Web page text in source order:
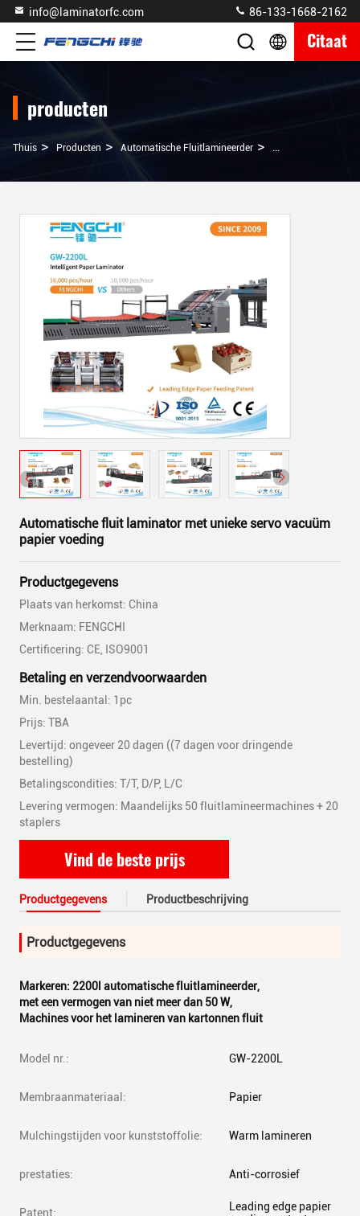
info@laminatorfc.com 86-133-1668-2162
Citaat
producten
Thuis > Producten > Automatische Fluitlamineerder > Automatische Fluit
Automatische fluit laminator met unieke servo vacuüm
papier voeding
Productgegevens
Plaats van herkomst: China
Merknaam: FENGCHI
Certificering: CE, ISO9001
Betaling en verzendvoorwaarden
Min. bestelaantal: 1pc
Prijs: TBA
Levertijd: ongeveer 20 dagen ((7 dagen voor dringende
bestelling)
Betalingscondities: T/T, D/P, L/C
Levering vermogen: Maandelijks 50 fluitlamineermachines + 20
staplers
Vind de beste prijs
Productgegevens Productbeschrijving
Productgegevens
Markeren: 2200l automatische fluitlamineerder,
met een vermogen van niet meer dan 50 W,
Machines voor het lamineren van kartonnen fluit
Model nr.: GW-2200L
Membraanmateriaal: Papier
Mulchingstijden voor kunststoffolie: Warm lamineren
prestaties: Anti-corrosief
Patent:
Leading edge papier